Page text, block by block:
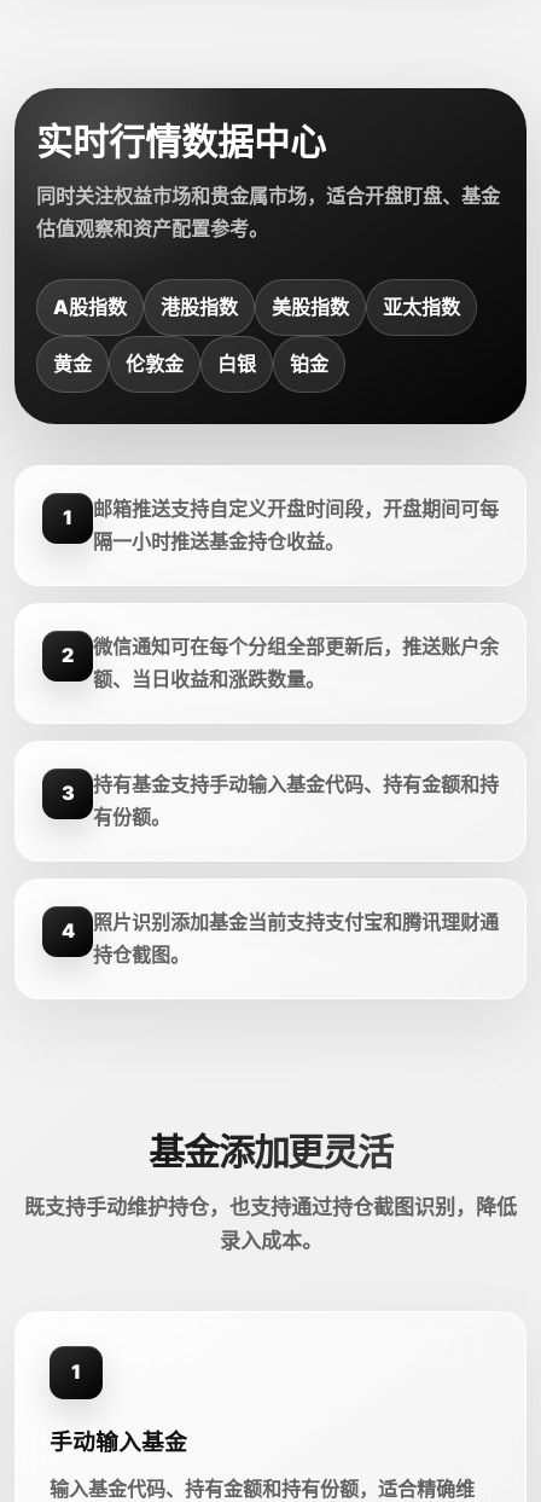
实时行情数据中心
同时关注权益市场和贵金属市场，适合开盘盯盘、基金
估值观察和资产配置参考。
A股指数 港股指数 美股指数 亚太指数
黄金 伦敦金 白银 铂金
1
邮箱推送支持自定义开盘时间段，开盘期间可每
隔一小时推送基金持仓收益。
2
微信通知可在每个分组全部更新后，推送账户余
额、当日收益和涨跌数量。
3
持有基金支持手动输入基金代码、持有金额和持
有份额。
4
照片识别添加基金当前支持支付宝和腾讯理财通
持仓截图。
基金添加更灵活
既支持手动维护持仓，也支持通过持仓截图识别，降低
录入成本。
1
手动输入基金
输入基金代码、持有金额和持有份额，适合精确维